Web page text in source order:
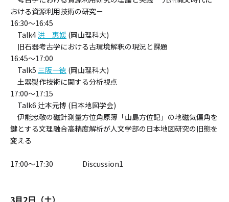
おける資源利用技術の研究－
16:30～16:45
Talk4洪 惠媛 (岡山理科大)
旧石器考古学における古環境解釈の現況と課題
16:45～17:00
Talk5 三阪一徳 (岡山理科大)
土器製作技術に関する分析視点
17:00～17:15
Talk6 辻本元博 (日本地図学会)
伊能忠敬の磁針測量方位角原簿「山島方位記」の地磁気偏角を
鍵とする文理融合高精度解析が人文学部の日本地図研究の旧態を
変える
17:00～17:30 Discussion1